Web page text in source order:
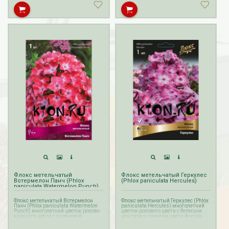
Флокс метельчатый
Вотермелон Панч (Phlox
paniculata Watermelon Punch)
Флокс метельчатый Вотермелон
Панч (Phlox paniculata Watermelon
Punch) многолетний цветок розово-
красного цвета с сиреневой
Флокс метельчатый Геркулес
(Phlox paniculata Hercules)
Флокс метельчатый Геркулес (Phlox
paniculata Hercules) многолетний
цветок розового цвета с белесым
центром и глазком цвета фуксии.